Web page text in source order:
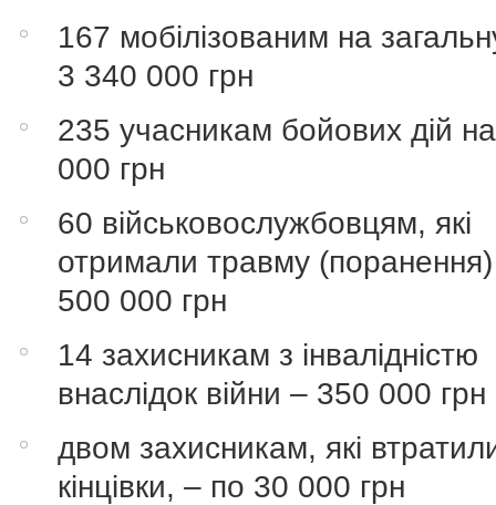
167 мобілізованим на
3 340 000 грн
235 учасникам бойових дій
000 грн
60 військовослужбовцям, які
отримали травму
500 000 грн
14 захисникам з інвалідністю
внаслідок війни – 350 000 грн
двом захисникам, які
кінцівки, – по 30 000 грн